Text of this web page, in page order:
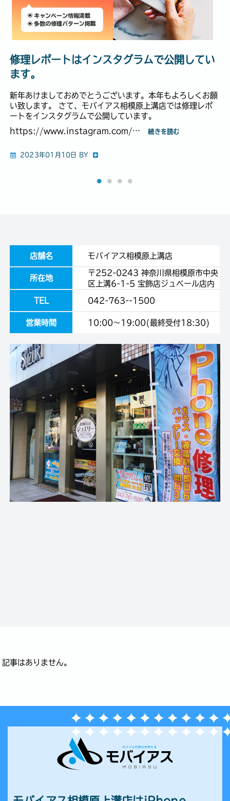
修理レポートはインスタグラムで公開してい
ます。
新年あけましておめでとうございます。本年もよろしくお願
い致します。 さて、モバイアス相模原上溝店では修理レポ
ートをインスタグラムで公開しています。
https://www.instagram.com/…
続きを読む
2023年01月10日 BY
店舗名 モバイアス相模原上溝店
所在地
〒252-0243 神奈川県相模原市中央
区上溝6-1-5 宝飾店ジュベール店内
TEL 042-763--1500
営業時間 10:00～19:00(最終受付18:30)
記事はありません。